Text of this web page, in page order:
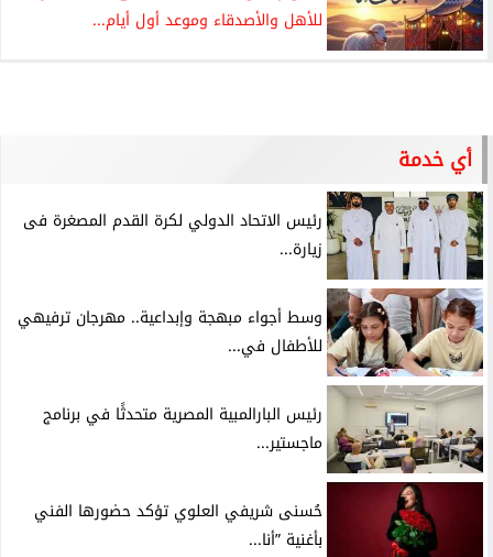
للأهل والأصدقاء وموعد أول أيام...
أي خدمة
رئيس الاتحاد الدولي لكرة القدم المصغرة فى
زيارة...
وسط أجواء مبهجة وإبداعية.. مهرجان ترفيهي
للأطفال في...
رئيس البارالمبية المصرية متحدثًا في برنامج
ماجستير...
حُسنى شريفي العلوي تؤكد حضورها الفني
بأغنية ”أنا...